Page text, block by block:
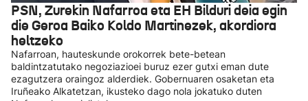
PSN, Zurekin Nafarroa eta EH Bilduri deia egin
die Geroa Baiko Koldo Martinezek, akordiora
heltzeko
Nafarroan, hauteskunde orokorrek bete-betean
baldintzatutako negoziazioei buruz ezer gutxi eman dute
ezagutzera oraingoz alderdiek. Gobernuaren osaketan eta
Iruñeako Alkatetzan, ikusteko dago nola jokatuko duten